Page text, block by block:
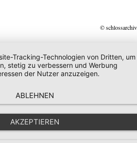
©
Tracking-Technologien von Dritten, um
stetig zu verbessern und Werbung
der Nutzer anzuzeigen.
ABLEHNEN
AKZEPTIEREN